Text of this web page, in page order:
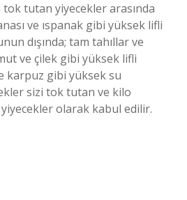
tutan yiyecekler arasında
ve ıspanak gibi yüksek lifli
dışında; tam tahıllar ve
ve çilek gibi yüksek lifli
karpuz gibi yüksek su
sizi tok tutan ve kilo
yiyecekler olarak kabul edilir.